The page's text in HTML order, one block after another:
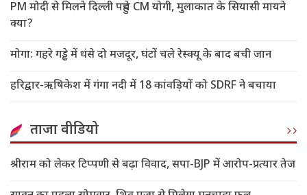
PM मोदी से मिलने दिल्ली पहुंचे CM योगी, मुलाकात के सियासी मायने
क्या?
मोगा: गहरे गड्ढे में धंसे दो मजदूर, घंटों चले रेस्क्यू के बाद बची जान
हरिद्वार-ऋषिकेश में गंगा नदी में 18 कांवड़ियों को SDRF ने बचाया
ताजा वीडियो
श्रीराम को लेकर टिप्पणी से बढ़ा विवाद, सपा-BJP में आरोप-प्रत्यार तेज